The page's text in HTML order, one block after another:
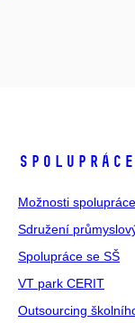
SPOLUPRÁCE
Možnosti spolupráce
Sdružení
Spolupráce se SŠ
VT park CERIT
Outsourcing